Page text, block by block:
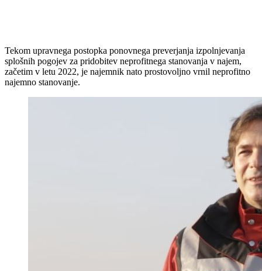
Tekom upravnega postopka ponovnega preverjanja izpolnjevanja
splošnih pogojev za pridobitev neprofitnega stanovanja v najem,
začetim v letu 2022, je najemnik nato prostovoljno vrnil neprofitno
najemno stanovanje.